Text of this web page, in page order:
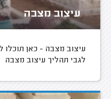
עיצוב מצבה
עיצוב מצבה - כאן
לגבי תהליך עיצוב מצבה